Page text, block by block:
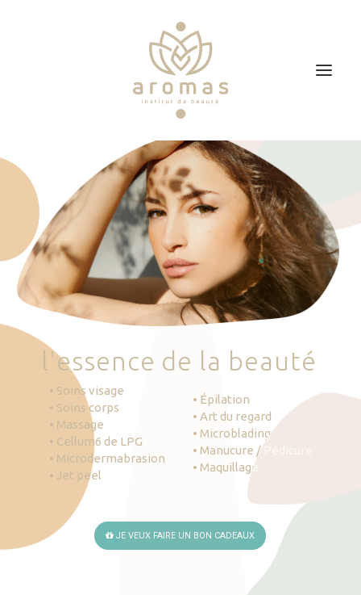
Soins
Je veux faire un bon cadeau
Plan d’accès
Prendre RDV
'essence de la beauté
• Soins visage
• Soins corps
• Massage
• Cellum6 de LPG
• Microdermabrasion
• Jet peel
• Épilation
• Art du regard
• Microblading
• Manucure / Pédicure
• Maquillage
JE VEUX FAIRE UN BON CADEAUX